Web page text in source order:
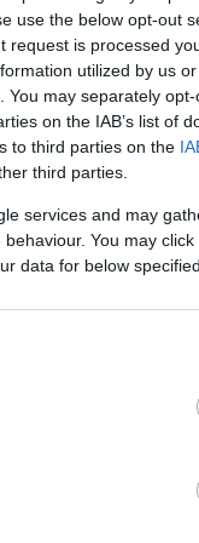
use the below opt-out
request is processed
utilized by us
may separately
on the IAB’s list of
to third parties on the
third parties.
services and may
You may
data for below
έφυγε από τη
στην Μύκονο
φίλητης
σε ΜΕΘ, σε